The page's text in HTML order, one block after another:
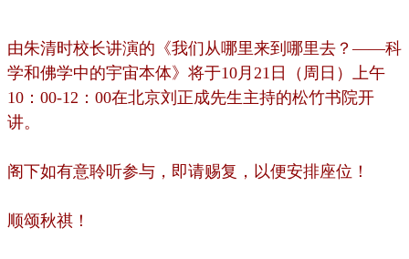
由朱清时校长讲演的《我们从哪里来到哪里去？——科
学和佛学中的宇宙本体》将于10月21日（周日）上午
10：00-12：00在北京刘正成先生主持的松竹书院开
讲。
阁下如有意聆听参与，即请赐复，以便安排座位！
顺颂秋祺！